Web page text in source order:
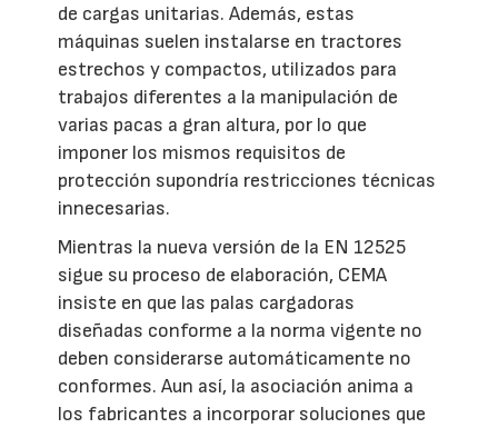
de cargas unitarias. Además, estas
máquinas suelen instalarse en tractores
estrechos y compactos, utilizados para
trabajos diferentes a la manipulación de
varias pacas a gran altura, por lo que
imponer los mismos requisitos de
protección supondría restricciones técnicas
innecesarias.
Mientras la nueva versión de la EN 12525
sigue su proceso de elaboración, CEMA
insiste en que las palas cargadoras
diseñadas conforme a la norma vigente no
deben considerarse automáticamente no
conformes. Aun así, la asociación anima a
los fabricantes a incorporar soluciones que